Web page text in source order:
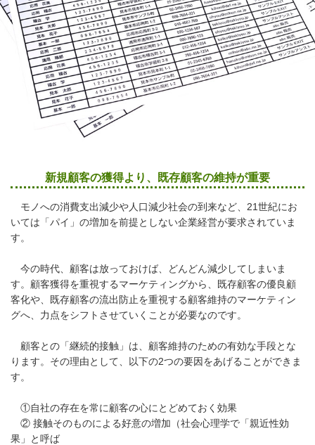
新規顧客の獲得より、既存顧客の維持が重要
モノへの消費支出減少や人口減少社会の到来など、21世紀にお
いては「パイ」の増加を前提としない企業経営が要求されていま
す。
今の時代、顧客は放っておけば、どんどん減少してしまいま
す。顧客獲得を重視するマーケティングから、既存顧客の優良顧
客化や、既存顧客の流出防止を重視する顧客維持のマーケティン
グへ、力点をシフトさせていくことが必要なのです。
顧客との「継続的接触」は、顧客維持のための有効な手段とな
ります。その理由として、以下の2つの要因をあげることができま
す。
①自社の存在を常に顧客の心にとどめておく効果
② 接触そのものによる好意の増加（社会心理学で「親近性効
果」と呼ば